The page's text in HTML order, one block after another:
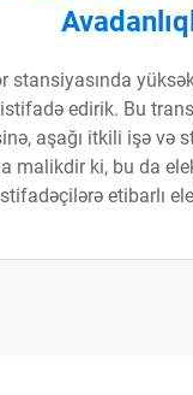
stansiyasında
istifadə edirik. Bu
aşağı itkili işə və
malikdir ki, bu da
etibarlı